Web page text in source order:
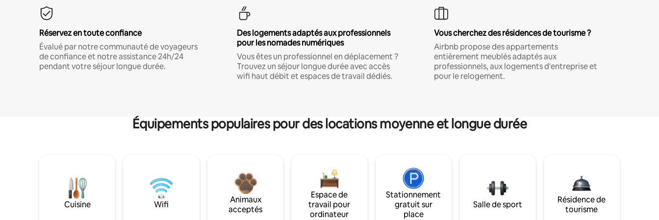
Réservez en toute confiance
Évalué par notre communauté de voyageurs
de confiance et notre assistance 24h/24
pendant votre séjour longue durée.
Des logements adaptés aux professionnels
pour les nomades numériques
Vous êtes un professionnel en déplacement ?
Trouvez un séjour longue durée avec accès
wifi haut débit et espaces de travail dédiés.
Vous cherchez des résidences de tourisme ?
Airbnb propose des appartements
entièrement meublés adaptés aux
professionnels, aux logements d'entreprise et
pour le relogement.
Équipements populaires pour des locations moyenne et longue durée
Cuisine Wifi
Animaux
acceptés
Espace de
travail pour
ordinateur
Stationnement
gratuit sur
place
Salle de sport
Résidence de
tourisme